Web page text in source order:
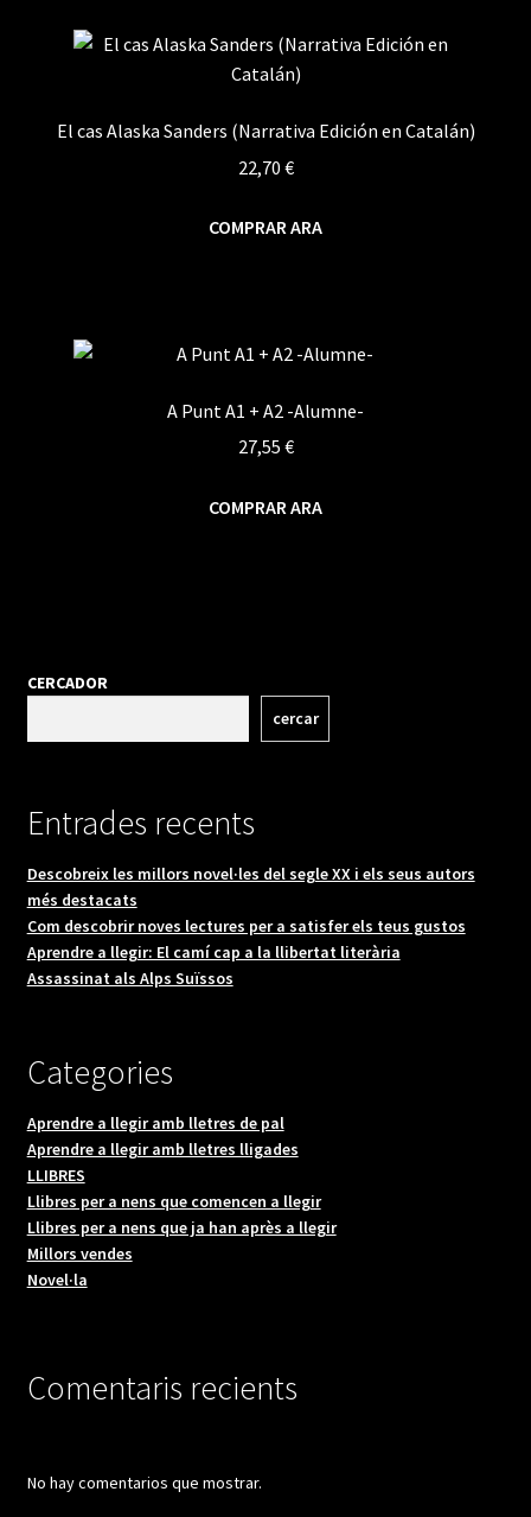
El cas Alaska Sanders (Narrativa Edición en Catalán)
22,70 €
COMPRAR ARA
A Punt A1 + A2 -Alumne-
27,55 €
COMPRAR ARA
CERCADOR
cercar
Entrades recents
Descobreix les millors novel·les del segle XX i els seus autors
més destacats
Com descobrir noves lectures per a satisfer els teus gustos
Aprendre a llegir: El camí cap a la llibertat literària
Assassinat als Alps Suïssos
Categories
Aprendre a llegir amb lletres de pal
Aprendre a llegir amb lletres lligades
LLIBRES
Llibres per a nens que comencen a llegir
Llibres per a nens que ja han après a llegir
Millors vendes
Novel·la
Comentaris recients
No hay comentarios que mostrar.